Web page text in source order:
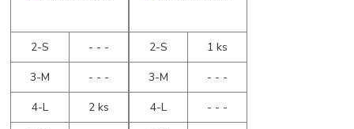
2-S
- - -
3-M
- - -
4-L
2 ks
2-S
1 ks
3-M
- - -
4-L
- - -